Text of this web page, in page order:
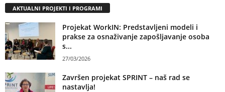
AKTUALNI PROJEKTI I PROGRAMI
Projekat WorkIN: Predstavljeni modeli i
prakse za osnaživanje zapošljavanje osoba
s...
27/03/2026
Završen projekat SPRINT – naš rad se
nastavlja!